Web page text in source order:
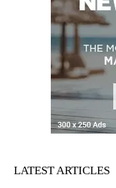
LATEST ARTICLES